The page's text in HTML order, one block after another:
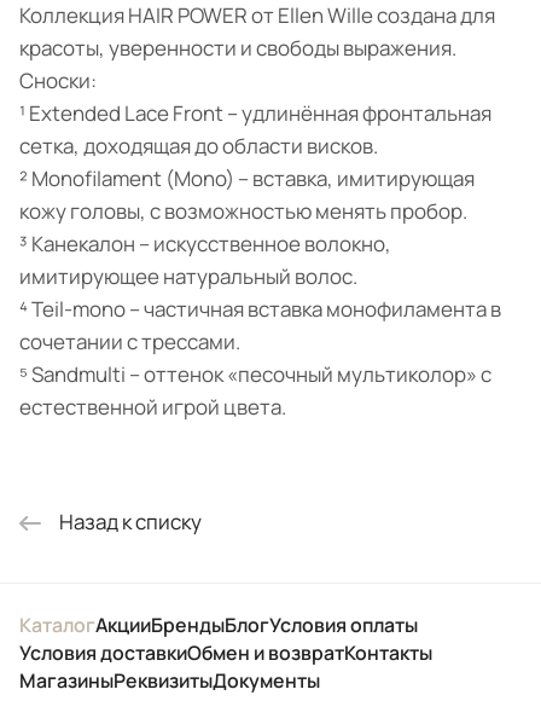
Коллекция HAIR POWER от Ellen Wille создана для
красоты, уверенности и свободы выражения.
Сноски:
¹ Extended Lace Front – удлинённая фронтальная
сетка, доходящая до области висков.
² Monofilament (Mono) – вставка, имитирующая
кожу головы, с возможностью менять пробор.
³ Канекалон – искусственное волокно,
имитирующее натуральный волос.
⁴ Teil-mono – частичная вставка монофиламента в
сочетании с трессами.
⁵ Sandmulti – оттенок «песочный мультиколор» с
естественной игрой цвета.
Назад к списку
КаталогАкцииБрендыБлогУсловия оплаты
Условия доставкиОбмен и возвратКонтакты
МагазиныРеквизитыДокументы